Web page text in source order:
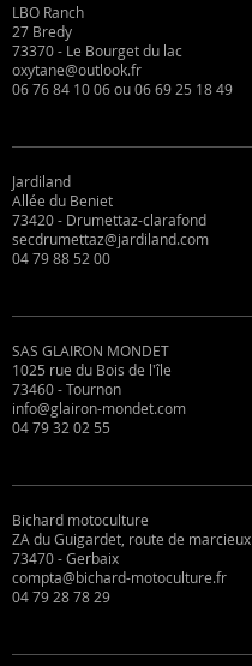
LBO Ranch
27 Bredy
73370 - Le Bourget du lac
oxytane@outlook.fr
06 76 84 10 06 ou 06 69 25 18 49
Jardiland
Allée du Beniet
73420 - Drumettaz-clarafond
secdrumettaz@jardiland.com
04 79 88 52 00
SAS GLAIRON MONDET
1025 rue du Bois de l'île
73460 - Tournon
info@glairon-mondet.com
04 79 32 02 55
Bichard motoculture
ZA du Guigardet, route de marcieux
73470 - Gerbaix
compta@bichard-motoculture.fr
04 79 28 78 29